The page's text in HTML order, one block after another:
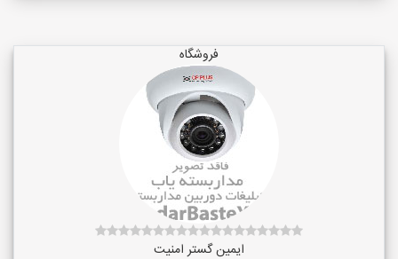
فروشگاه
ایمین گستر امنیت